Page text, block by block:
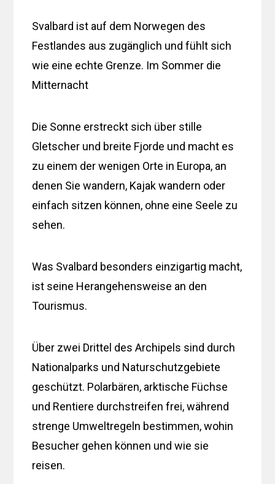
Svalbard ist auf dem Norwegen des
Festlandes aus zugänglich und fühlt sich
wie eine echte Grenze. Im Sommer die
Mitternacht
Die Sonne erstreckt sich über stille
Gletscher und breite Fjorde und macht es
zu einem der wenigen Orte in Europa, an
denen Sie wandern, Kajak wandern oder
einfach sitzen können, ohne eine Seele zu
sehen.
Was Svalbard besonders einzigartig macht,
ist seine Herangehensweise an den
Tourismus.
Über zwei Drittel des Archipels sind durch
Nationalparks und Naturschutzgebiete
geschützt. Polarbären, arktische Füchse
und Rentiere durchstreifen frei, während
strenge Umweltregeln bestimmen, wohin
Besucher gehen können und wie sie
reisen.